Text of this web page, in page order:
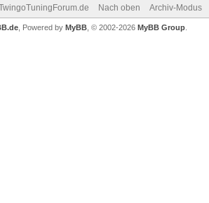
Nach oben Archiv-Modus
, Powered by MyBB , © 2002-2026 MyBB Group